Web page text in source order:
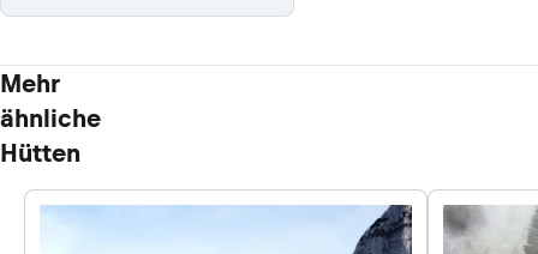
Mehr
ähnliche
Hütten